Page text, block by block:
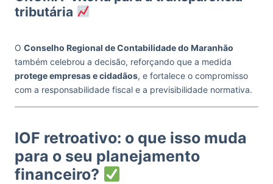
tributária
O Conselho Regional de Contabilidade do Maranhão
também celebrou a decisão, reforçando que a medida
protege empresas e cidadãos, e fortalece o compromisso
com a responsabilidade fiscal e a previsibilidade normativa.
IOF retroativo: o que isso muda
para o seu planejamento
financeiro?